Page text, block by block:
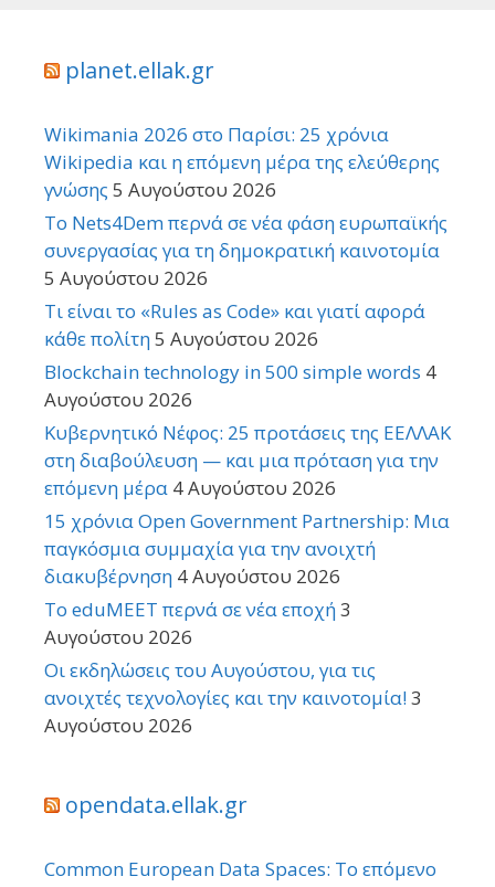
planet.ellak.gr
Wikimania 2026 στο Παρίσι: 25 χρόνια
Wikipedia και η επόμενη μέρα της ελεύθερης
γνώσης 5 Αυγούστου 2026
Το Nets4Dem περνά σε νέα φάση ευρωπαϊκής
συνεργασίας για τη δημοκρατική καινοτομία
5 Αυγούστου 2026
Τι είναι το «Rules as Code» και γιατί αφορά
κάθε πολίτη5 Αυγούστου 2026
Blockchain technology in 500 simple words 4
Αυγούστου 2026
Κυβερνητικό Νέφος: 25 προτάσεις της ΕΕΛΛΑΚ
στη διαβούλευση — και μια πρόταση για την
επόμενη μέρα 4 Αυγούστου 2026
15 χρόνια Open Government Partnership: Μια
παγκόσμια συμμαχία για την ανοιχτή
διακυβέρνηση 4 Αυγούστου 2026
Το eduMEET περνά σε νέα εποχή3
Αυγούστου 2026
Οι εκδηλώσεις του Αυγούστου, για τις
ανοιχτές τεχνολογίες και την καινοτομία!3
Αυγούστου 2026
opendata.ellak.gr
Common European Data Spaces: Το επόμενο